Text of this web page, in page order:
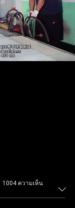
1004 ความเห็น